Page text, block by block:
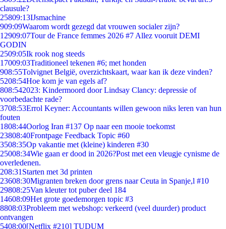
clausule?
25809:13IJsmachine
909:09Waarom wordt gezegd dat vrouwen socialer zijn?
12909:07Tour de France femmes 2026 #7 Allez vooruit DEMI
GODIN
2509:05Ik rook nog steeds
17009:03Traditioneel tekenen #6; met honden
908:55Tolvignet België, overzichtskaart, waar kan ik deze vinden?
5208:54Hoe kom je van egels af?
808:542023: Kindermoord door Lindsay Clancy: depressie of
voorbedachte rade?
3708:53Errol Keyner: Accountants willen gewoon niks leren van hun
fouten
1808:44Oorlog Iran #137 Op naar een mooie toekomst
23808:40Frontpage Feedback Topic #60
3508:35Op vakantie met (kleine) kinderen #30
25008:34Wie gaan er dood in 2026?Post met een vleugje cynisme de
overledenen.
208:31 Starten met 3d printen
23608:30Migranten breken door grens naar Ceuta in Spanje,l #10
29808:25Van kleuter tot puber deel 184
14608:09Het grote goedemorgen topic #3
8808:03Probleem met webshop: verkeerd (veel duurder) product
ontvangen
5408:00[Netflix #210] TUDUM